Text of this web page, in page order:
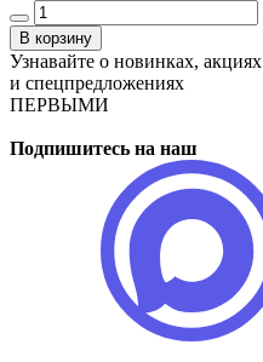
В корзину
Узнавайте о новинках, акциях
и спецпредложениях
ПЕРВЫМИ
Подпишитесь на наш